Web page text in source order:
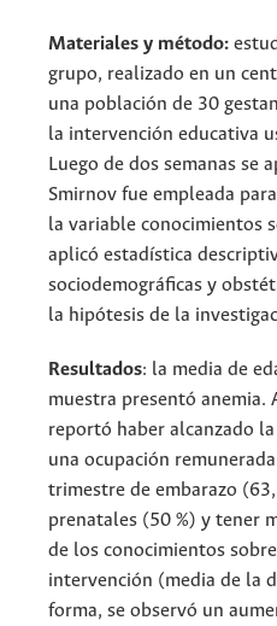
Materiales y método:
grupo, realizado en un
una población de 30
la intervención educativa
Luego de dos semanas se
Smirnov fue empleada
la variable conocimientos
aplicó estadística
sociodemográficas y
la hipótesis de la
Resultados: la media de
muestra presentó anemia.
reportó haber alcanzado
una ocupación
trimestre de embarazo
prenatales (50 %) y tener
de los conocimientos
intervención (media de la
forma, se observó un